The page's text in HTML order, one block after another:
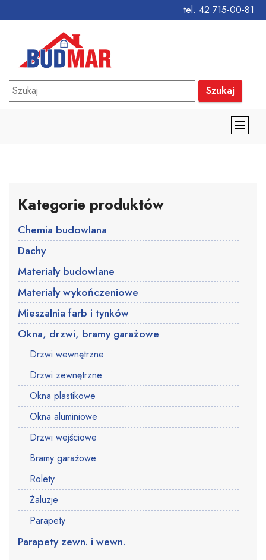
tel. 42 715-00-81
Szukaj
Kategorie produktów
Chemia budowlana
Dachy
Materiały budowlane
Materiały wykończeniowe
Mieszalnia farb i tynków
Okna, drzwi, bramy garażowe
Drzwi wewnętrzne
Drzwi zewnętrzne
Okna plastikowe
Okna aluminiowe
Drzwi wejściowe
Bramy garażowe
Rolety
Żaluzje
Parapety
Parapety zewn. i wewn.